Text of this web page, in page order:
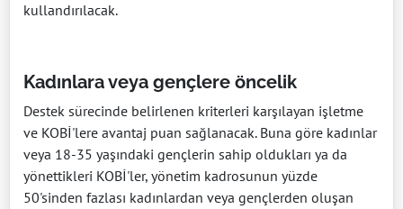
kullandırılacak.
Kadınlara veya gençlere öncelik
Destek sürecinde belirlenen kriterleri karşılayan işletme
ve KOBİ'lere avantaj puan sağlanacak. Buna göre kadınlar
veya 18-35 yaşındaki gençlerin sahip oldukları ya da
yönettikleri KOBİ'ler, yönetim kadrosunun yüzde
50'sinden fazlası kadınlardan veya gençlerden oluşan